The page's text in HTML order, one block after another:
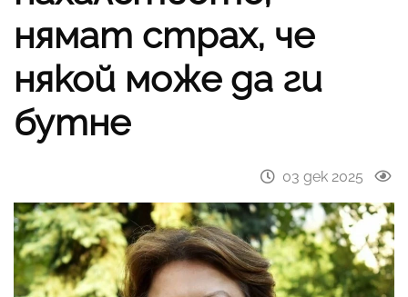
нямат страх, че
някой може да ги
бутне
03 дек 2025